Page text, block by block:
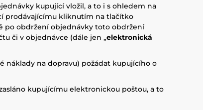
kupující vložil, a to i s ohledem na
prodávajícímu kliknutím na tlačítko
po obdržení objednávky toto obdržení
či v objednávce (dále jen „elektronická
náklady na dopravu) požádat kupujícího o
kupujícímu elektronickou poštou, a to